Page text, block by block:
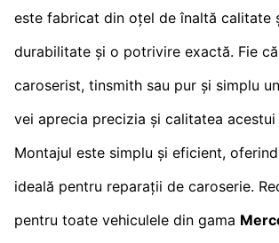
este fabricat din oțel de înaltă calitate
durabilitate și o potrivire exactă. Fie
caroserist, tinsmith sau pur și simplu
vei aprecia precizia și calitatea acestui
Montajul este simplu și eficient,
ideală pentru reparații de caroserie.
pentru toate vehiculele din gama